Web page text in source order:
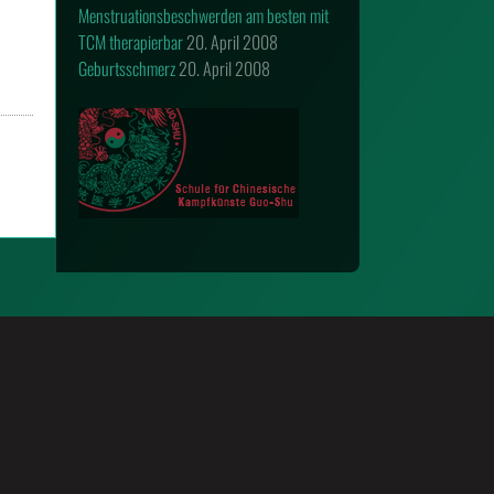
Menstruationsbeschwerden am besten mit
TCM therapierbar20. April 2008
Geburtsschmerz20. April 2008